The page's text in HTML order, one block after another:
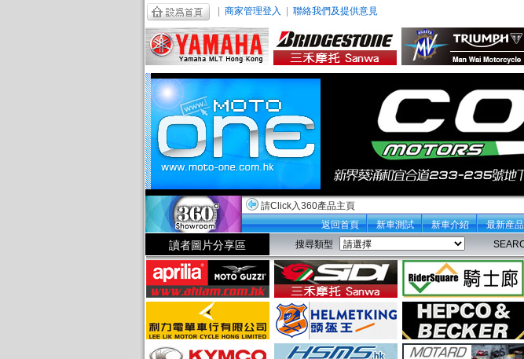
商家管理登入 聯絡我們及提供意見
請Click入360產品主頁
返回首頁
新車測試 新車介紹 最新産品
讀者圖片分享區 搜尋類型